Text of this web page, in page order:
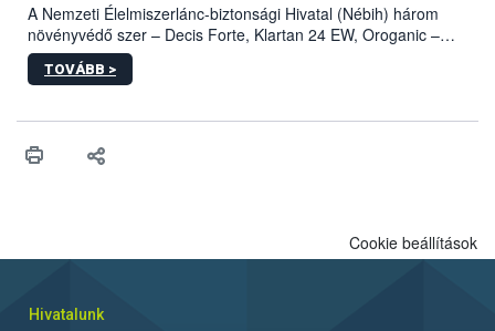
A Nemzeti Élelmiszerlánc-biztonsági Hivatal (Nébih) három
növényvédő szer – Decis Forte, Klartan 24 EW, Oroganic –
engedélyokiratát módosította, így azok a szüretet követően,
egészen a vesszőérettség (BBCH 91) stádiumáig
érésű szőlőkben is legyen lehetőség a károsító elleni további
felhasználók számára is elérhető és ökológiai termesztésben is
TOVÁBB >
Cookie beállítások
Hivatalunk